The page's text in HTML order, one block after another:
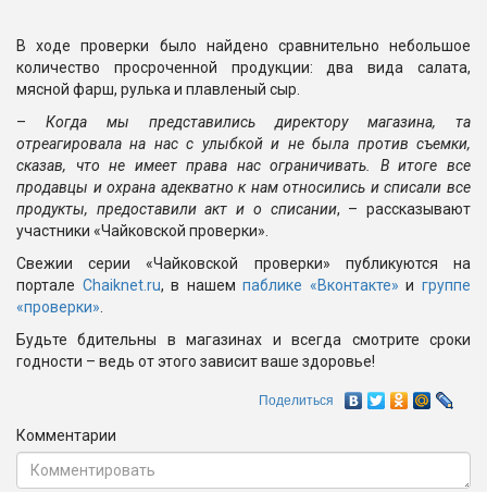
В ходе проверки было найдено сравнительно небольшое
количество просроченной продукции: два вида салата,
мясной фарш, рулька и плавленый сыр.
– Когда мы представились директору магазина, та
отреагировала на нас с улыбкой и не была против съемки,
сказав, что не имеет права нас ограничивать. В итоге все
продавцы и охрана адекватно к нам относились и списали все
продукты, предоставили акт и о списании, – рассказывают
участники «Чайковской проверки».
Свежии серии «Чайковской проверки» публикуются на
портале Chaiknet.ru, в нашемпаблике «Вконтакте» игруппе
«проверки»
Будьте бдительны в магазинах и всегда смотрите сроки
годности – ведь от этого зависит ваше здоровье!
Поделиться
Комментарии